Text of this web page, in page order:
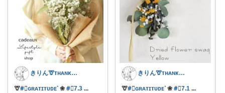
きりん🦒ᴛʜᴀɴᴋs ᴀʟᴡᴀʏs.
🦒#⃞ɢʀᴀᴛɪᴛᴜᴅᴇᱸ ❀ #⃞7ᱹ3 ...
きりん🦒ᴛʜᴀɴᴋs ᴀʟᴡᴀʏs.
🦒#⃞ɢʀᴀᴛɪᴛᴜᴅᴇᱸ ❀ #⃞7ᱹ1 ...